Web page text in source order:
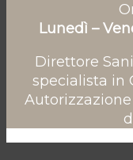
Lunedì –
Direttore
specialista in
Autorizzazione